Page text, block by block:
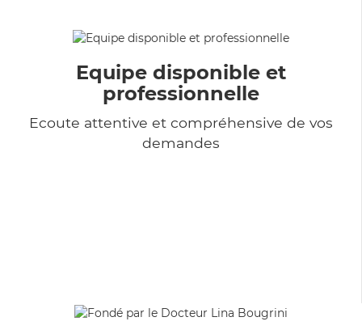
Equipe disponible et
professionnelle
Ecoute attentive et compréhensive de vos
demandes